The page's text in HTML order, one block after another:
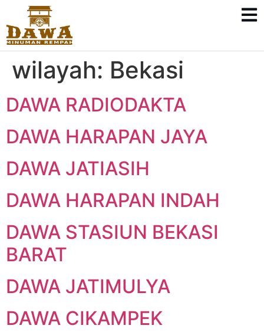
wilayah: Bekasi
DAWA RADIODAKTA
DAWA HARAPAN JAYA
DAWA JATIASIH
DAWA HARAPAN INDAH
DAWA STASIUN BEKASI
BARAT
DAWA JATIMULYA
DAWA CIKAMPEK